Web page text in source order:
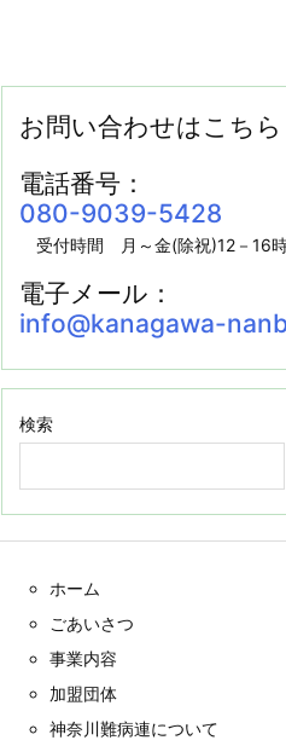
お問い合わせはこち
電話番号：
080-9039-5428
受付時間 月～金(除祝)12－16
電子メール：
info@kanagawa-
検索
ホーム
ごあいさつ
事業内容
加盟団体
神奈川難病連について